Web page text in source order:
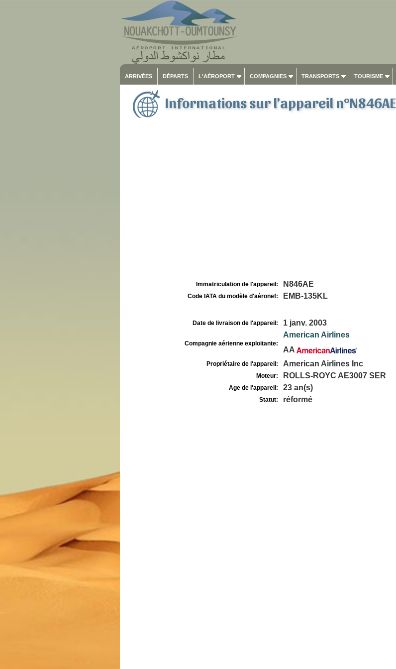
ARRIVÉES DÉPARTS L'AÉROPORT COMPAGNIES TRANSPORTS TOURISME
Informations sur l'appareil n°N846AE
Immatriculation de l'appareil: N846AE
Code IATA du modèle d'aéronef: EMB-135KL
Date de livraison de l'appareil: 1 janv. 2003
Compagnie aérienne exploitante:
American Airlines
AA
Propriétaire de l'appareil: American Airlines Inc
Moteur: ROLLS-ROYC AE3007 SER
Age de l'appareil: 23 an(s)
Statut: réformé